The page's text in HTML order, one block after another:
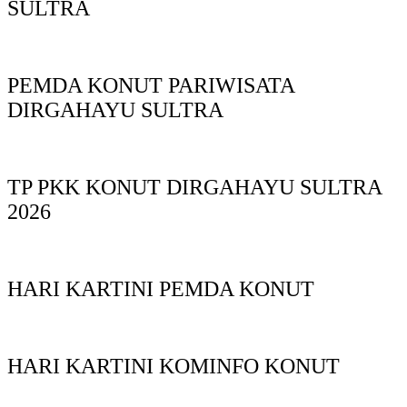
SULTRA
PEMDA KONUT PARIWISATA
DIRGAHAYU SULTRA
TP PKK KONUT DIRGAHAYU SULTRA
2026
HARI KARTINI PEMDA KONUT
HARI KARTINI KOMINFO KONUT